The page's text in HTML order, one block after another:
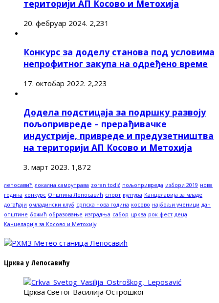
територији АП Косово и Метохија
20. фебруар 2024. 2,231
Конкурс за доделу станова под условима
непрофитног закупа на одређено време
17. октобар 2022. 2,223
Додела подстицаја за подршку развоју
пољопривреде – прерађивачке
индустрије, привреде и предузетништва
на територији АП Косово и Метохија
3. март 2023. 1,872
лепосавић локална самоуправа zoran todić пољопривреда избори 2019 нова
година конкурс Општина Лепосавић спорт култура Канцеларија за младе
догађаји омладински клуб српска нова година косово најбољи ученици дан
општине божић образовање изградња сабор црква рок фест деца
Канцеларија за Косово и Метохију
Црква у Лепосавићу
Црква Светог Василија Острошког